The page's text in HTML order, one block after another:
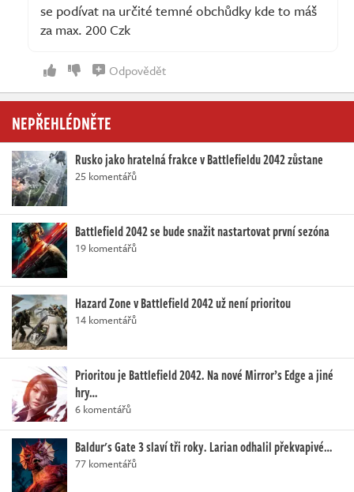
se podívat na určité temné obchůdky kde to máš
za max. 200 Czk
Odpovědět
NEPŘEHLÉDNĚTE
Rusko jako hratelná frakce v Battlefieldu 2042 zůstane
25 komentářů
Battlefield 2042 se bude snažit nastartovat první sezóna
19 komentářů
Hazard Zone v Battlefield 2042 už není prioritou
14 komentářů
Prioritou je Battlefield 2042. Na nové Mirror’s Edge a jiné
hry…
6 komentářů
Baldur's Gate 3 slaví tři roky. Larian odhalil překvapivé…
77 komentářů